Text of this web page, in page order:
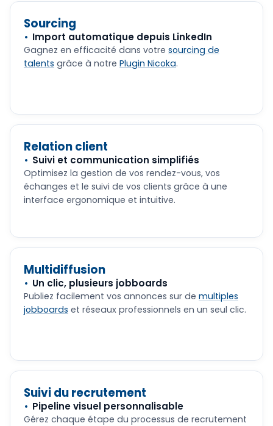
Sourcing
Import automatique depuis LinkedIn
Gagnez en efficacité dans votre sourcing de
talents grâce à notre Plugin Nicoka.
Relation client
Suivi et communication simplifiés
Optimisez la gestion de vos rendez-vous, vos
échanges et le suivi de vos clients grâce à une
interface ergonomique et intuitive.
Multidiffusion
Un clic, plusieurs jobboards
Publiez facilement vos annonces sur de multiples
jobboards et réseaux professionnels en un seul clic.
Suivi du recrutement
Pipeline visuel personnalisable
Gérez chaque étape du processus de recrutement